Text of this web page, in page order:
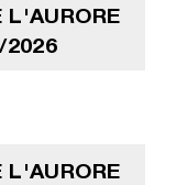
L'AURORE
2026
L'AURORE